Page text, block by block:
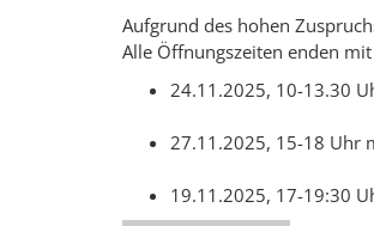
Aufgrund des hohen
Alle Öffnungszeiten enden
24.11.2025, 10-13.30
27.11.2025, 15-18 Uhr
19.11.2025, 17-19:30